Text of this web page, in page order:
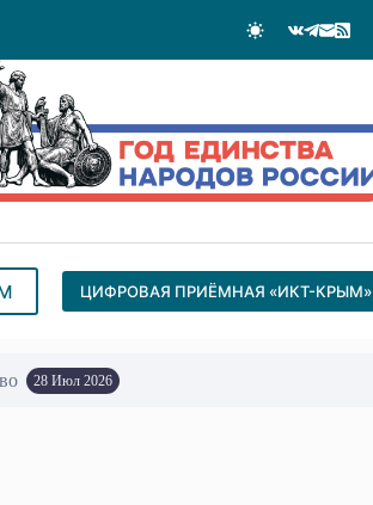
ЦИФРОВАЯ ПРИЁМНАЯ «ИКТ-КРЫМ»
28 Июл 2026